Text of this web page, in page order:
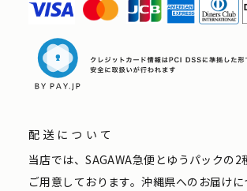
配送について
当店では、SAGAWA急便とゆうパックの2
ご用意しております。沖縄県へのお届け